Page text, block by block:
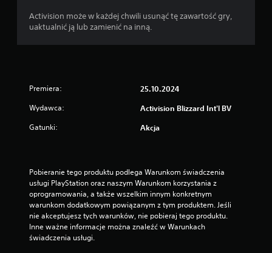
Activision może w każdej chwili usunąć tę zawartość gry,
uaktualnić ją lub zamienić na inną.
Premiera: 25.10.2024
Wydawca: Activision Blizzard Int'l BV
Gatunki: Akcja
Pobieranie tego produktu podlega Warunkom świadczenia
usługi PlayStation oraz naszym Warunkom korzystania z
oprogramowania, a także wszelkim innym konkretnym
warunkom dodatkowym powiązanym z tym produktem. Jeśli
nie akceptujesz tych warunków, nie pobieraj tego produktu.
Inne ważne informacje można znaleźć w Warunkach
świadczenia usługi.